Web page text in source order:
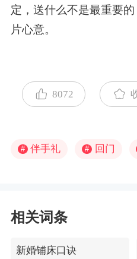
定，送什么不是最重要
片心意。
8072
# 伴手礼 # 回门
相关词条
新婚铺床口诀